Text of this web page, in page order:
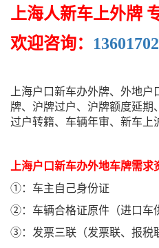
上海人新车上外牌
欢迎咨询：
上海户口新车办外牌、外地
牌、沪牌过户、沪牌额度延期
过户转籍、车辆年审、新车上
上海户口新车办外地车牌需求
①：车主自己身份证
②：车辆合格证原件（进口车
③：发票三联（发票联、报税